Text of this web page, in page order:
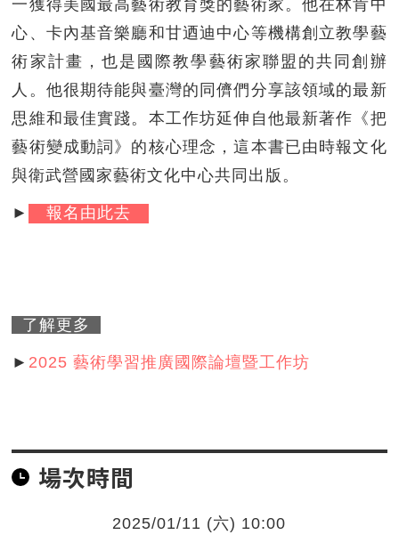
一獲得美國最高藝術教育獎的藝術家。他在林肯中
心、卡內基音樂廳和甘迺迪中心等機構創立教學藝
術家計畫，也是國際教學藝術家聯盟的共同創辦
人。他很期待能與臺灣的同儕們分享該領域的最新
思維和最佳實踐。本工作坊延伸自他最新著作《把
藝術變成動詞》的核心理念，這本書已由時報文化
與衛武營國家藝術文化中心共同出版。
► 報名由此去
了解更多
► 2025 藝術學習推廣國際論壇暨工作坊
場次時間
2025/01/11 (六) 10:00